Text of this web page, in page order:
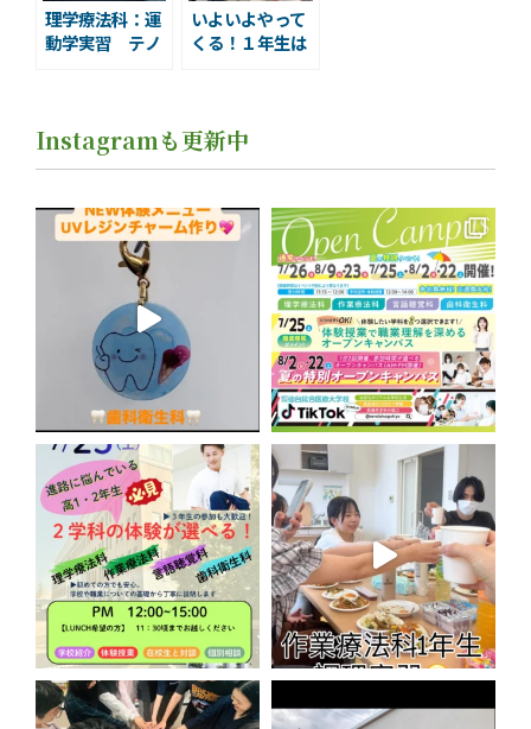
理学療法科：運
動学実習 テノ
いよいよやって
くる！１年生は
Instagramも更新中